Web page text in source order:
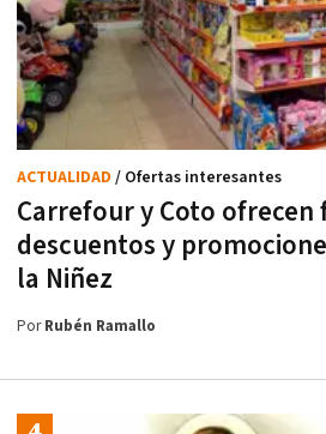
Carrefour y Coto ofrecen
descuentos y
la Niñez
ACTUALIDAD / Ofertas interesantes
PorRubén Ramallo